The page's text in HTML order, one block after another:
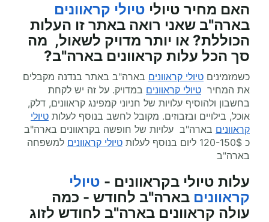
האם מחיר טיולי טיולי קראוונים
בארה"ב שאני רואה באתר זו העלות
הכוללת? או יותר מדויק לשאול, מה
סך הכל עלות קראוונים בארה"ב?
כשמזמינים טיולי קראוונים בארה"ב באתר בנדנה מקבלים
את המחיר טיולי קראוונים במדויק. על זה יש לקחת
בחשבון ולהוסיף עלויות של חניוני קמפינג קראוונים, דלק,
אוכל, בילויים ובזבוזים. מקובל לחשב בנוסף לעלות טיולי
קראוונים בארה"ב עלויות של חופשה בקראוונים בארה"ב
כ 120-150$ ליום בנוסף לעלות
טיולי קראוונים למשפחה
בארה"ב
עלות טיולי בקראוונים - טיולי
קראוונים בארה"ב לחודש - כמה
עולה קראוונים בארה"ב לחודש לזוג